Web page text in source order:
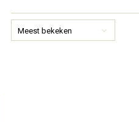
rust bevordert.
Meest bekeken